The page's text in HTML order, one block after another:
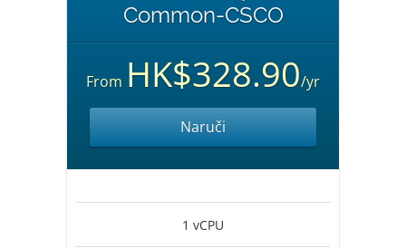
Common-CSCO
From HK$328.90/yr
Naruči
1 vCPU